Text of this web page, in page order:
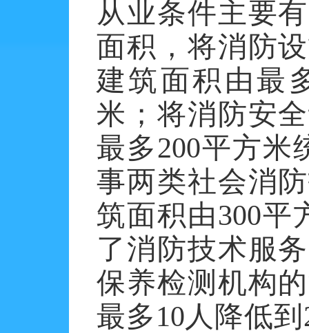
从业条件主要
面积， 将消防
建筑面积由最
米 ； 将消防安
最多200平方米
事两类社会消
筑面积由300平
了消防技术服
保养检测机构
最多10人降低到